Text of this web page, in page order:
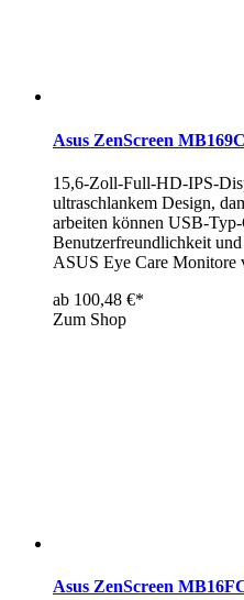
Asus ZenScreen
15,6-Zoll-Full-HD-IPS-
ultraschlankem Design,
arbeiten können USB-
Benutzerfreundlichkeit
ASUS Eye Care Monitore
ab 100,48 €*
Zum Shop
Asus ZenScreen